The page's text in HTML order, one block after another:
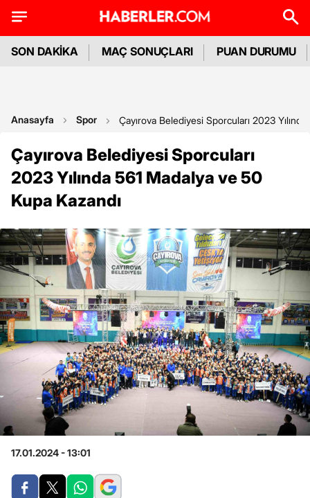
SON DAKİKA MAÇ SONUÇLARI PUAN DURUMU
Anasayfa Spor Çayırova Belediyesi Sporcuları 2023
Çayırova Belediyesi Sporcuları
2023 Yılında 561 Madalya ve 50
Kupa Kazandı
17.01.2024 - 13:01